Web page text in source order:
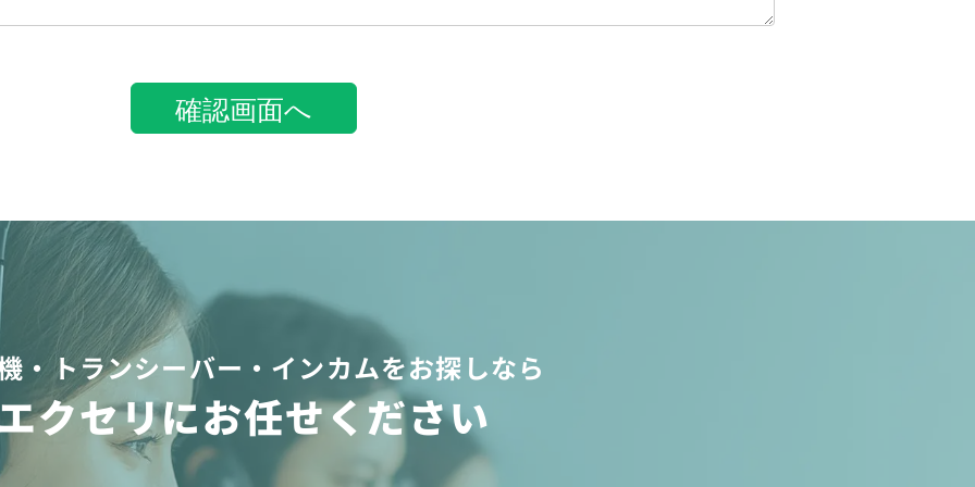
確認画面へ
・トランシーバー・インカムをお探しなら
クセリにお任せください